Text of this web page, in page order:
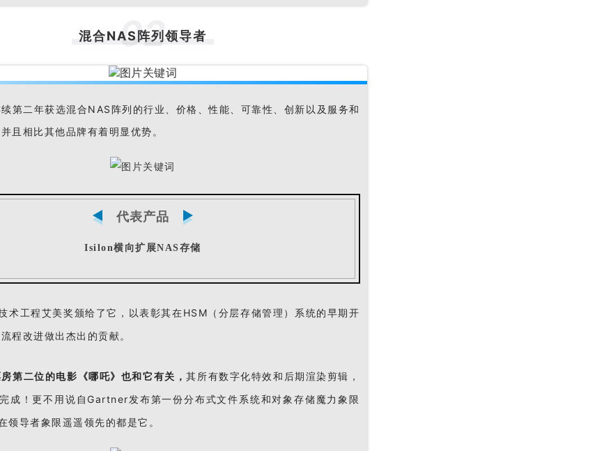
02
混合NAS阵列领导者
第二年获选混合NAS阵列的行业、价格、性能、可靠性、创新以及服务和
且相比其他品牌有着明显优势。
代表产品
Isilon横向扩展NAS存储
术工程艾美奖颁给了它，以表彰其在HSM（分层存储管理）系统的早期开
程改进做出杰出的贡献。
第二位的电影《哪吒》也和它有关，其所有数字化特效和后期渲染剪辑，
成！更不用说自Gartner发布第一份分布式文件系统和对象存储魔力象限
领导者象限遥遥领先的都是它。